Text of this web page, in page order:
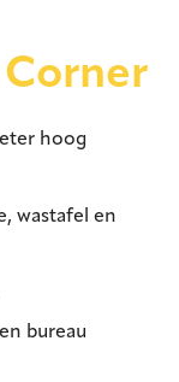
hoog
wastafel en
bureau